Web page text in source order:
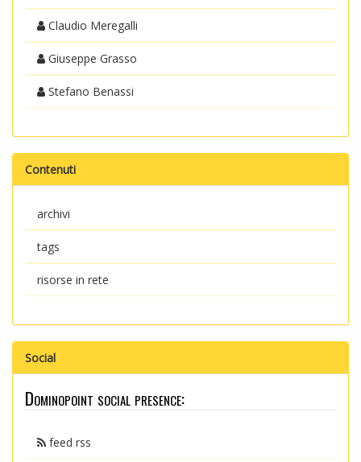
Claudio Meregalli
Giuseppe Grasso
Stefano Benassi
Contenuti
archivi
tags
risorse in rete
Social
Dominopoint social presence:
feed rss